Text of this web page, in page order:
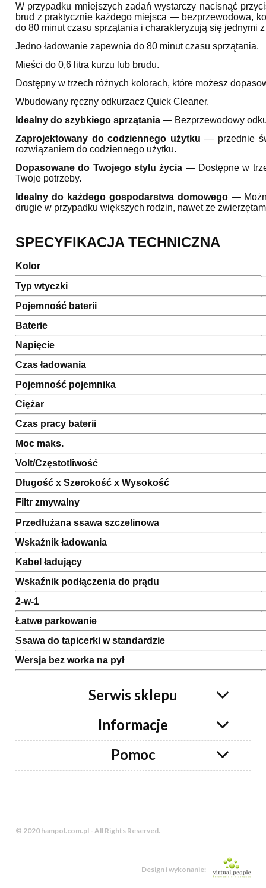
W przypadku mniejszych zadań wystarczy nacisnąć
brud z praktycznie każdego miejsca — bezprzewodowa,
do 80 minut czasu sprzątania i charakteryzują się jednymi
Jedno ładowanie zapewnia do 80 minut czasu sprzątania.
Mieści do 0,6 litra kurzu lub brudu.
Dostępny w trzech różnych kolorach, które możesz
Wbudowany ręczny odkurzacz Quick Cleaner.
Idealny do szybkiego sprzątania — Bezprzewodowy
Zaprojektowany do codziennego użytku — przednie
rozwiązaniem do codziennego użytku.
Dopasowane do Twojego stylu życia — Dostępne w
Twoje potrzeby.
Idealny do każdego gospodarstwa domowego—
drugie w przypadku większych rodzin, nawet ze
SPECYFIKACJA TECHNICZNA
Kolor
Typ wtyczki
Pojemność baterii
Baterie
Napięcie
Czas ładowania
Pojemność pojemnika
Ciężar
Czas pracy baterii
Moc maks.
Volt/Częstotliwość
Długość x Szerokość x Wysokość
Filtr zmywalny
Przedłużana ssawa szczelinowa
Wskaźnik ładowania
Kabel ładujący
Wskaźnik podłączenia do prądu
2-w-1
Łatwe parkowanie
Ssawa do tapicerki w standardzie
Wersja bez worka na pył
Serwis sklepu
Informacje
Pomoc
© 2020 hampol.com.pl - All Rights Reserved.
Design i wykonanie: